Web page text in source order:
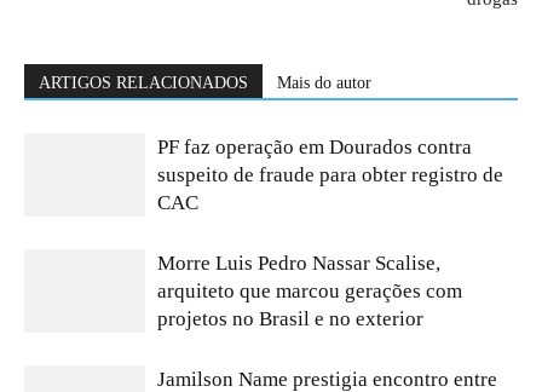
ARTIGOS RELACIONADOS Mais do autor
PF faz operação em Dourados contra
suspeito de fraude para obter registro de
CAC
Morre Luis Pedro Nassar Scalise,
arquiteto que marcou gerações com
projetos no Brasil e no exterior
Jamilson Name prestigia encontro entre